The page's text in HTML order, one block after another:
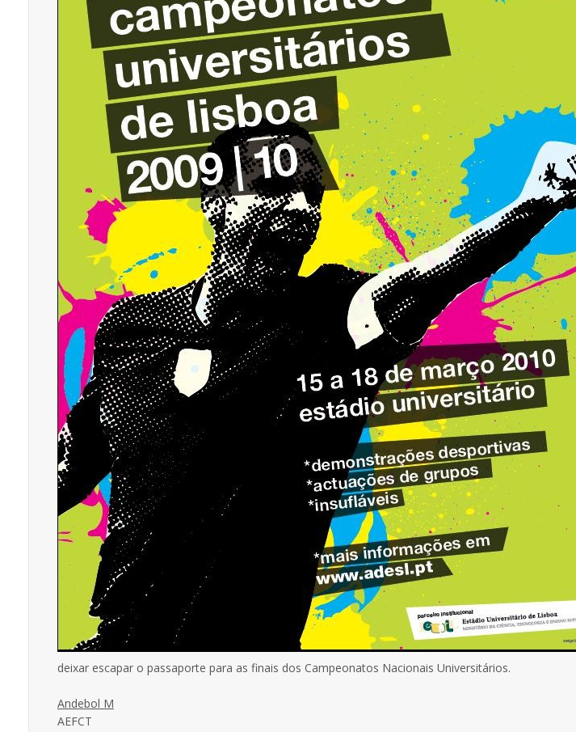
deixar escapar o passaporte para as finais dos Campeonatos Nacionais Universitários.
Andebol M
AEFCT